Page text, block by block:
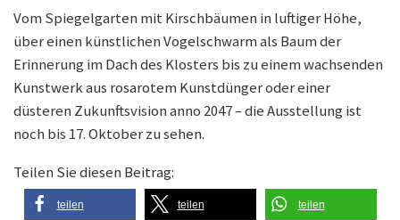
Vom Spiegelgarten mit Kirschbäumen in luftiger Höhe,
über einen künstlichen Vogelschwarm als Baum der
Erinnerung im Dach des Klosters bis zu einem wachsenden
Kunstwerk aus rosarotem Kunstdünger oder einer
düsteren Zukunftsvision anno 2047 – die Ausstellung ist
noch bis 17. Oktober zu sehen.
Teilen Sie diesen Beitrag:
teilen teilen teilen